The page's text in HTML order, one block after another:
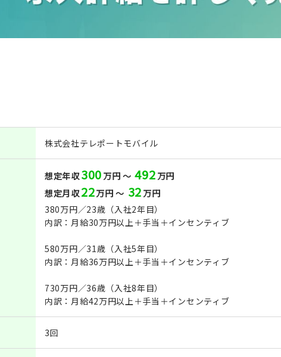
株式会社テレポートモバイル
想定年収300 万円 ～ 492 万円
想定月収22万円 ～ 32 万円
380万円／23歳（入社2年目）
内訳：月給30万円以上＋手当＋インセンティブ
580万円／31歳（入社5年目）
内訳：月給36万円以上＋手当＋インセンティブ
730万円／36歳（入社8年目）
内訳：月給42万円以上＋手当＋インセンティブ
3回